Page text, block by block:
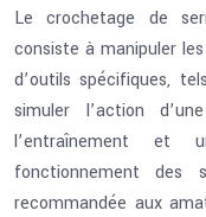
Le crochetage de
consiste à manipuler
d’outils spécifiques,
simuler l’action
l’entraînement et
fonctionnement des
recommandée aux